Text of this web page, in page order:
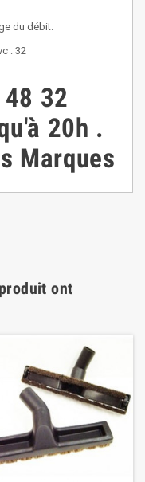
du débit.
: 32
32
20h .
Marques
ont